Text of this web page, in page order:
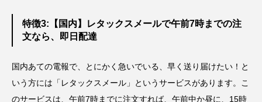
特徴3:【国内】レタックスメールで午前7時までの注
文なら、即日配達
国内あての電報で、とにかく急いでいる、早く送り届けたい！と
いう方には「レタックスメール」というサービスがあります。こ
のサービスは、午前7時までに注文すれば、 午前中か昼に、15時